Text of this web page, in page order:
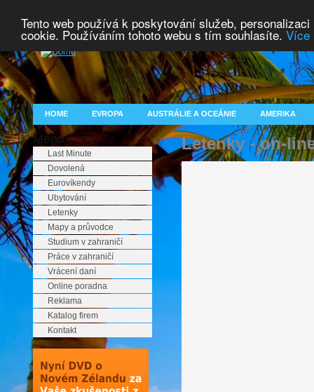
Tento web používá k poskytování služeb,
cookie. Používáním tohoto webu s tím souhlasíte. Více
HOME EVROPA AUSTRÁLIE A OCEÁNIE AMERIKA
Menu
Last Minute
Dovolená
Eurovíkendy
Ubytování
Letenky
Mapy a průvodce
Studium v zahraničí
Práce v zahraničí
Vrácení daní
Online poradna
Reklama
Katalog firem
Kontakt
Letenky - on-